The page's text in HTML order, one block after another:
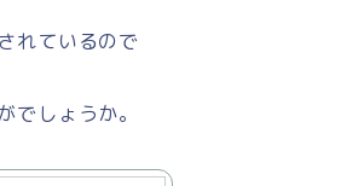
れているので
でしょうか。